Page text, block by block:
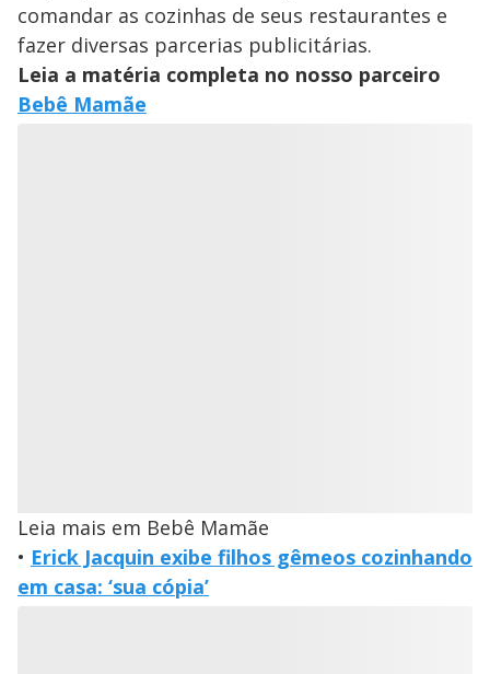
comandar as cozinhas de seus restaurantes e
fazer diversas parcerias publicitárias.
Leia a matéria completa no nosso parceiro
Bebê Mamãe
Leia mais em Bebê Mamãe
• Erick Jacquin exibe filhos gêmeos cozinhando
em casa: ‘sua cópia’